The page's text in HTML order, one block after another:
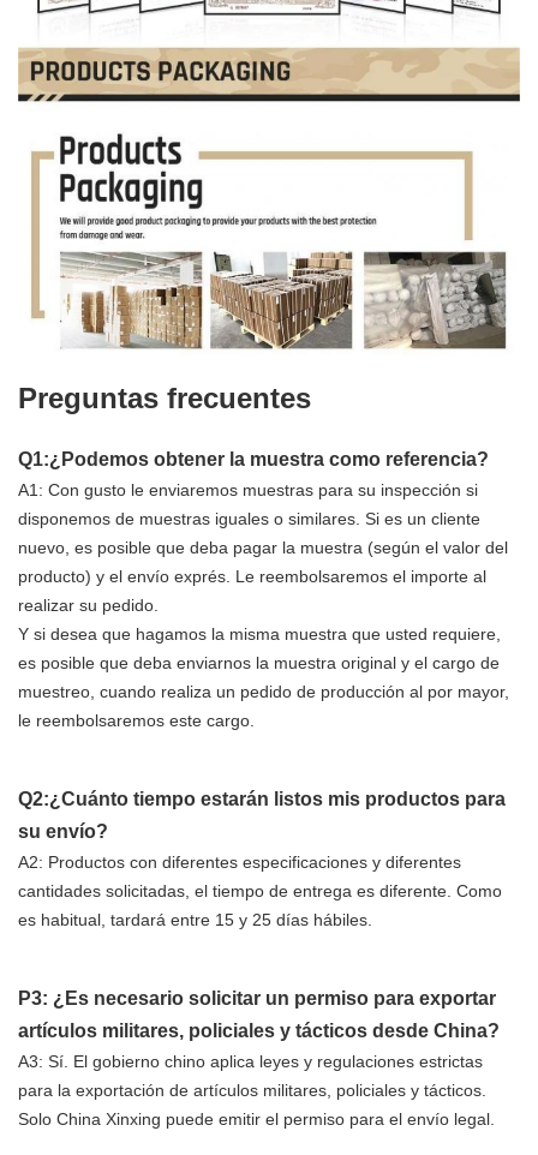
Preguntas frecuentes
Q1:¿Podemos obtener la muestra como referencia?
A1: Con gusto le enviaremos muestras para su inspección si
disponemos de muestras iguales o similares. Si es un cliente
nuevo, es posible que deba pagar la muestra (según el valor del
producto) y el envío exprés. Le reembolsaremos el importe al
realizar su pedido.
Y si desea que hagamos la misma muestra que usted requiere,
es posible que deba enviarnos la muestra original y el cargo de
muestreo, cuando realiza un pedido de producción al por mayor,
le reembolsaremos este cargo.
Q2:¿Cuánto tiempo estarán listos mis productos para
su envío?
A2: Productos con diferentes especificaciones y diferentes
cantidades solicitadas, el tiempo de entrega es diferente. Como
es habitual, tardará entre 15 y 25 días hábiles.
P3: ¿Es necesario solicitar un permiso para exportar
artículos militares, policiales y tácticos desde China?
A3: Sí. El gobierno chino aplica leyes y regulaciones estrictas
para la exportación de artículos militares, policiales y tácticos.
Solo China Xinxing puede emitir el permiso para el envío legal.